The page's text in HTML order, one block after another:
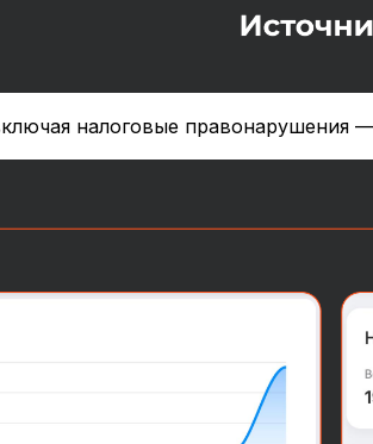
налоговые правонарушения